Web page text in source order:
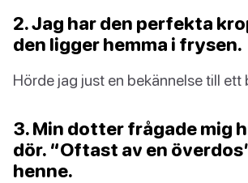
2. Jag har den perfekta
den ligger hemma i frysen.
Hörde jag just en bekännelse till ett
3. Min dotter frågade mig
dör. “Oftast av en
henne.